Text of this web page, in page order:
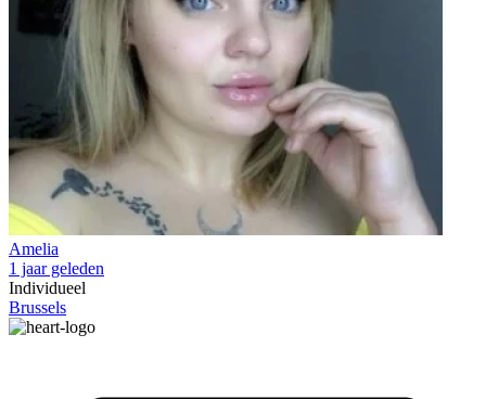
Amelia
1 jaar geleden
Individueel
Brussels